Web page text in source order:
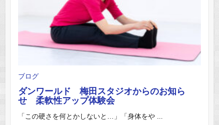
ブログ
ダンワールド 梅田スタジオからのお知ら
せ 柔軟性アップ体験会
「この硬さを何とかしないと…」「身体をや ...